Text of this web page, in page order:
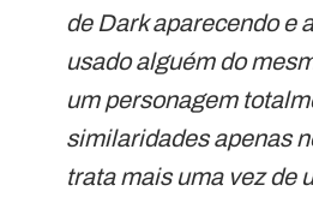
de Dark aparecendo e
usado alguém do
um personagem
similaridades apenas
trata mais uma vez de